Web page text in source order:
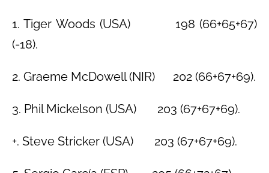
1. Tiger Woods (USA) 198 (66+65+67)
(-18).
2. Graeme McDowell (NIR) 202 (66+67+69).
3. Phil Mickelson (USA) 203 (67+67+69).
+. Steve Stricker (USA) 203 (67+67+69).